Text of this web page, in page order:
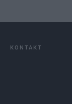
KONTAKT